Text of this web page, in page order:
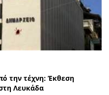
την τέχνη: Έκθεση
Λευκάδα